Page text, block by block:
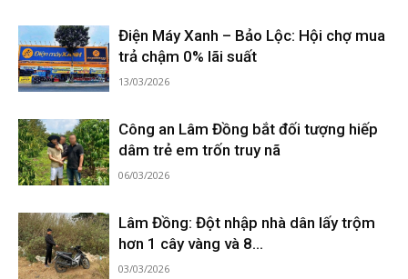
Điện Máy Xanh – Bảo Lộc: Hội chợ mua
trả chậm 0% lãi suất
13/03/2026
Công an Lâm Đồng bắt đối tượng hiếp
dâm trẻ em trốn truy nã
06/03/2026
Lâm Đồng: Đột nhập nhà dân lấy trộm
hơn 1 cây vàng và 8...
03/03/2026